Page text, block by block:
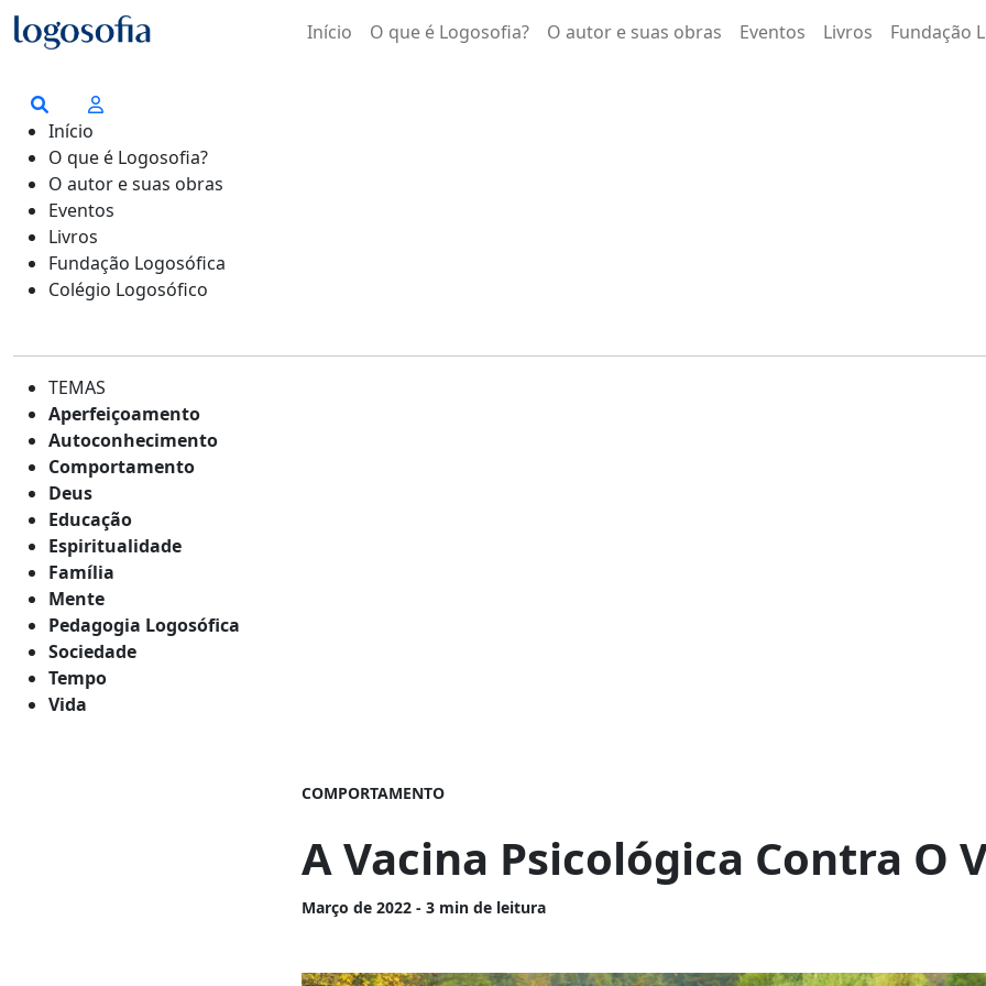
Início O que é Logosofia? O autor e suas obras Eventos Livros Fundação
Início
O que é Logosofia?
O autor e suas obras
Eventos
Livros
Fundação Logosófica
Colégio Logosófico
TEMAS
Aperfeiçoamento
Autoconhecimento
Comportamento
Deus
Educação
Espiritualidade
Família
Mente
Pedagogia Logosófica
Sociedade
Tempo
Vida
COMPORTAMENTO
A Vacina Psicológica Contra O
Marçode 2022 - 3 min de leitura